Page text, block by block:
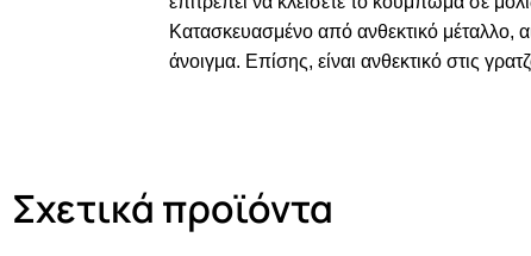
Κατασκευασμένο από ανθεκτικό μέταλλο,
άνοιγμα. Επίσης, είναι ανθεκτικό στις
Σχετικά προϊόντα